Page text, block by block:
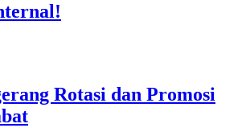
Rotasi dan Promosi